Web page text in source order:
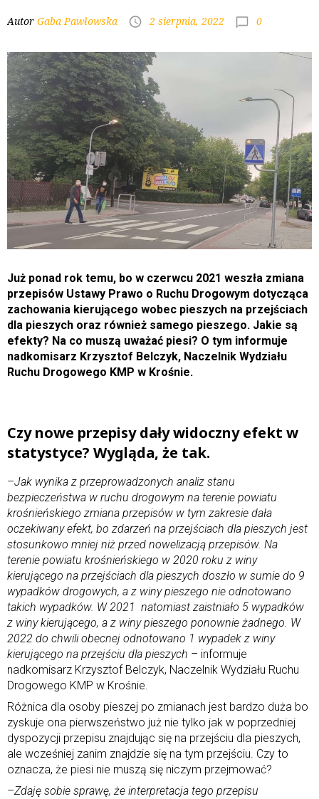
Autor Gaba Pawłowska 2 sierpnia, 2022 0
Już ponad rok temu, bo w czerwcu 2021 weszła zmiana
przepisów Ustawy Prawo o Ruchu Drogowym dotycząca
zachowania kierującego wobec pieszych na przejściach
dla pieszych oraz również samego pieszego. Jakie są
efekty? Na co muszą uważać piesi? O tym informuje
nadkomisarz Krzysztof Belczyk, Naczelnik Wydziału
Ruchu Drogowego KMP w Krośnie.
Czy nowe przepisy dały widoczny efekt w
statystyce? Wygląda, że tak.
–Jak wynika z przeprowadzonych analiz stanu
bezpieczeństwa w ruchu drogowym na terenie powiatu
krośnieńskiego zmiana przepisów w tym zakresie dała
oczekiwany efekt, bo zdarzeń na przejściach dla pieszych jest
stosunkowo mniej niż przed nowelizacją przepisów. Na
terenie powiatu krośnieńskiego w 2020 roku z winy
kierującego na przejściach dla pieszych doszło w sumie do 9
wypadków drogowych, a z winy pieszego nie odnotowano
takich wypadków. W 2021 natomiast zaistniało 5 wypadków
z winy kierującego, a z winy pieszego ponownie żadnego. W
2022 do chwili obecnej odnotowano 1 wypadek z winy
kierującego na przejściu dla pieszych – informuje
nadkomisarz Krzysztof Belczyk, Naczelnik Wydziału Ruchu
Drogowego KMP w Krośnie.
Różnica dla osoby pieszej po zmianach jest bardzo duża bo
zyskuje ona pierwszeństwo już nie tylko jak w poprzedniej
dyspozycji przepisu znajdując się na przejściu dla pieszych,
ale wcześniej zanim znajdzie się na tym przejściu. Czy to
oznacza, że piesi nie muszą się niczym przejmować?
–Zdaję sobie sprawę, że interpretacja tego przepisu